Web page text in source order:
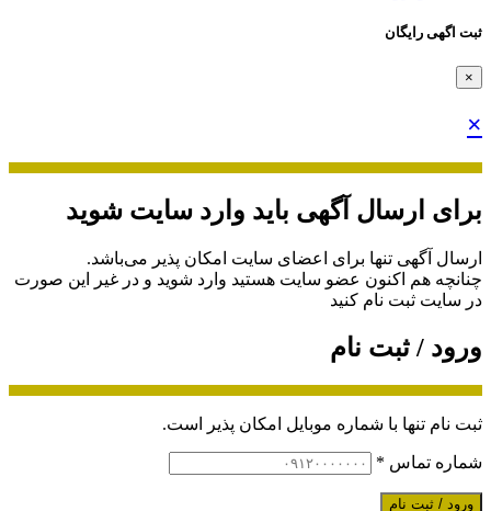
ثبت اگهی رایگان
×
×
برای ارسال آگهی باید وارد سایت شوید
ارسال آگهی تنها برای اعضای سایت امکان پذیر می‌باشد.
چنانچه هم‌ اکنون عضو سایت هستید وارد شوید و در غیر این صورت
در سایت ثبت نام کنید
ورود / ثبت نام
ثبت نام تنها با شماره موبایل امکان پذیر است.
شماره تماس *
ورود / ثبت نام